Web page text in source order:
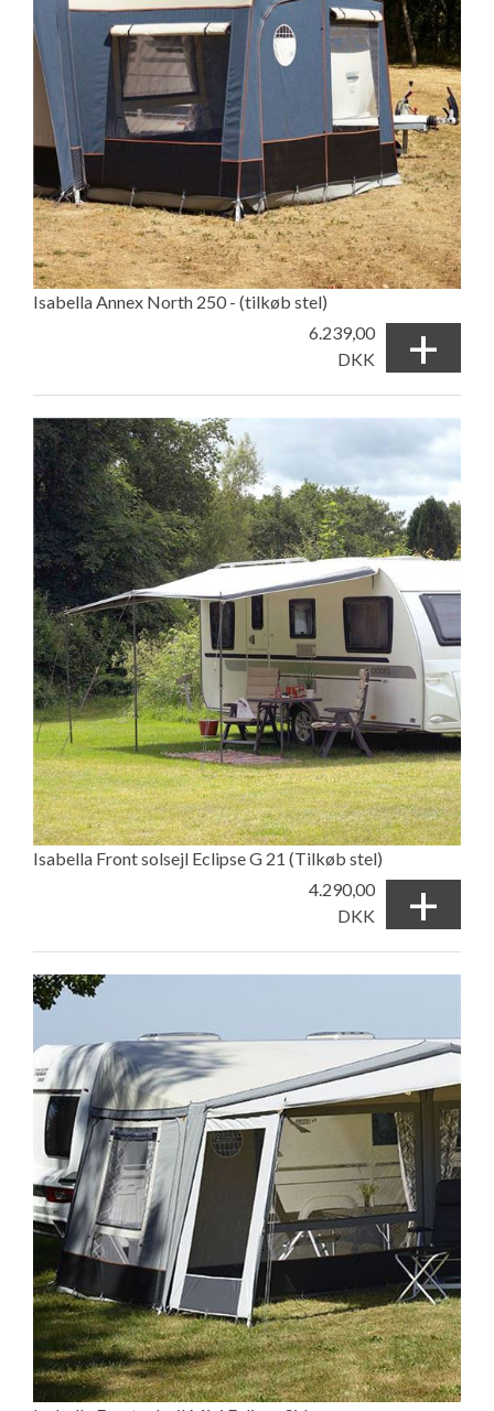
Isabella Annex North 250 - (tilkøb stel)
6.239,00
DKK
+
Isabella Front solsejl Eclipse G 21 (Tilkøb stel)
4.290,00
DKK
+